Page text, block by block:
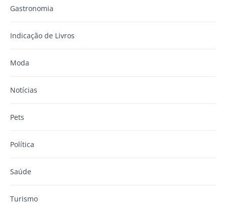
Gastronomia
Indicação de Livros
Moda
Notícias
Pets
Política
Saúde
Turismo